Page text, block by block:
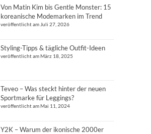
Von Matin Kim bis Gentle Monster: 15
koreanische Modemarken im Trend
veröffentlicht am Juli 27, 2026
Styling-Tipps & tägliche Outfit-Ideen
veröffentlicht am März 18, 2025
Teveo – Was steckt hinter der neuen
Sportmarke für Leggings?
veröffentlicht am Mai 11, 2024
Y2K – Warum der ikonische 2000er